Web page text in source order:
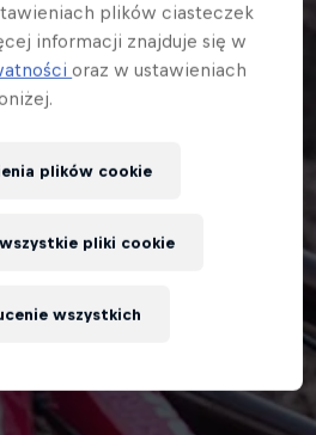
plików ciasteczek
informacji znajduje się w
oraz w ustawieniach
plików cookie
wszystkich
pliki cookie